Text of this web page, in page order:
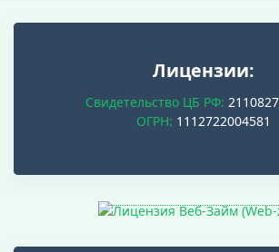
Лицензии:
Свидетельство ЦБ РФ:
ОГРН: 1112722004581